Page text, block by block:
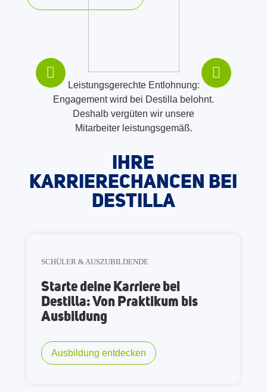
Leistungsgerechte Entlohnung:
Engagement wird bei Destilla belohnt.
Deshalb vergüten wir unsere
Mitarbeiter leistungsgemäß.
IHRE
KARRIERECHANCEN BEI
DESTILLA
SCHÜLER & AUSZUBILDENDE
Starte deine Karriere bei
Destilla: Von Praktikum bis
Ausbildung
Ausbildung entdecken